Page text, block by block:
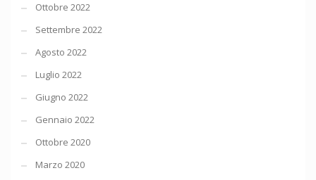
Ottobre 2022
Settembre 2022
Agosto 2022
Luglio 2022
Giugno 2022
Gennaio 2022
Ottobre 2020
Marzo 2020